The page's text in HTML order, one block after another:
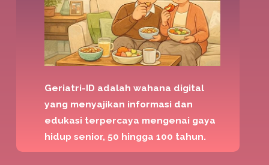
Geriatri-ID adalah wahana digital
yang menyajikan informasi dan
edukasi terpercaya mengenai gaya
hidup senior, 50 hingga 100 tahun.